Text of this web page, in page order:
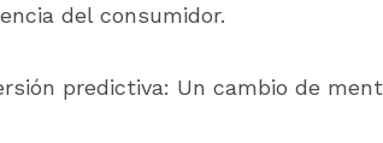
del consumidor.
predictiva: Un cambio de